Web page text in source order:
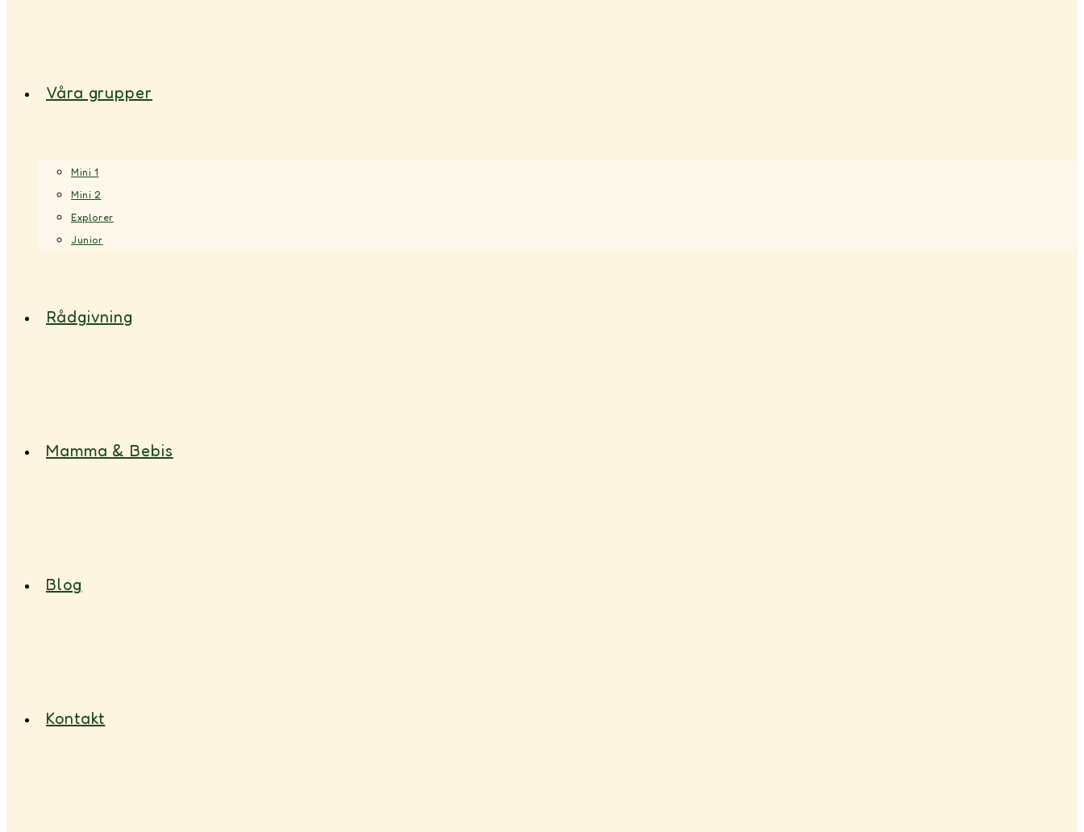
Våra grupper
Mini 1
Mini 2
Explorer
Junior
Rådgivning
Mamma & Bebis
Blog
Kontakt